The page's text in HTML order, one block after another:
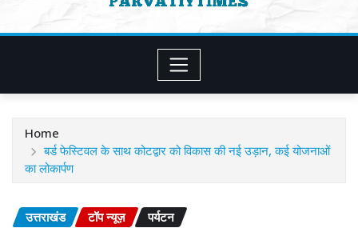
Home
बर्ड फेस्टिवल के साथ कोटद्वार को विकास की नई उड़ान, कई योजनाओं
का लोकार्पण
उत्तराखंड टॉप न्यूज़ पर्यटन